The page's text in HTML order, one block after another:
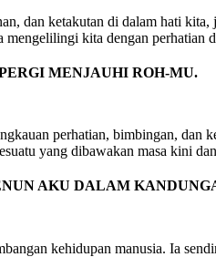
dan ketakutan di dalam hati
kita dengan perhatian
MENJAUHI ROH-MU.
perhatian, bimbingan, dan
yang dibawakan masa kini
AKU DALAM
kehidupan manusia. Ia